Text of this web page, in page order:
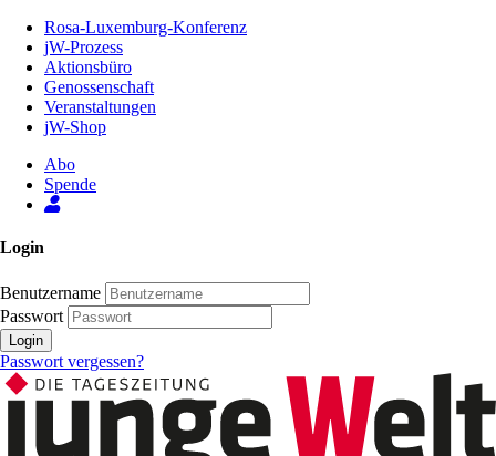
Inhalt
Seite
Rosa-Luxemburg-Konferenz
jW-Prozess
Aktionsbüro
Genossenschaft
Veranstaltungen
jW-Shop
Abo
Spende
Login
Benutzername
Passwort
Login
Passwort vergessen?